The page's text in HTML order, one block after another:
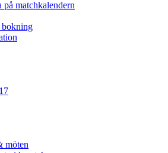
på matchkalendern
möten